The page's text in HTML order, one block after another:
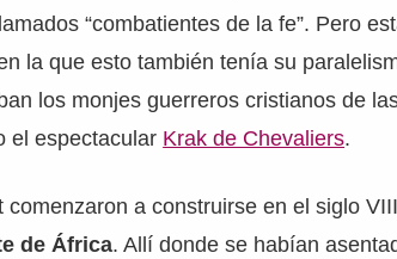
“combatientes de la fe”. Pero
la que esto también tenía su
los monjes guerreros cristianos de
el espectacular Krak de Chevaliers.
a construirse en el siglo
de África. Allí donde se habían